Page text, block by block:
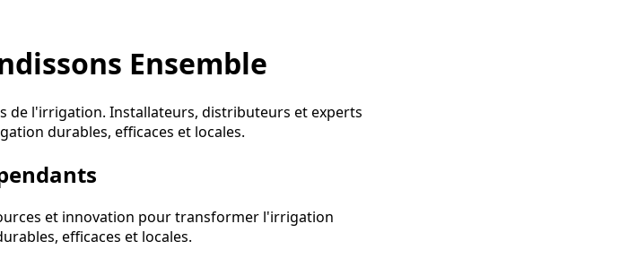
Ensemble
de l'irrigation. Installateurs, distributeurs et experts
durables, efficaces et locales.
et innovation pour transformer l'irrigation
efficaces et locales.